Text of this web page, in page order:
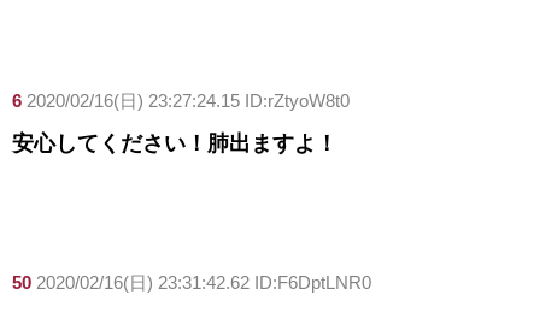
6 2020/02/16(日) 23:27:24.15 ID:rZtyoW8t0
安心してください！肺出ますよ！
50 2020/02/16(日) 23:31:42.62 ID:F6DptLNR0